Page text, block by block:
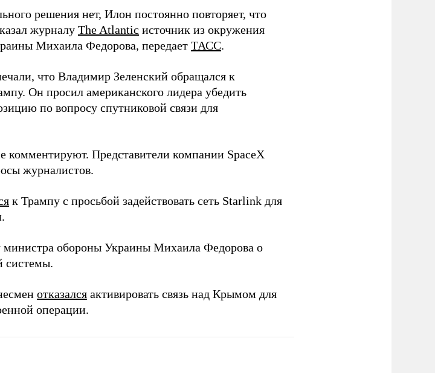
решения нет, Илон постоянно повторяет, что
журналу The Atlantic источник из окружения
Михаила Федорова, передает ТАСС.
что Владимир Зеленский обращался к
Он просил американского лидера убедить
по вопросу спутниковой связи для
комментируют. Представители компании SpaceX
журналистов.
к Трампу с просьбой задействовать сеть Starlink для
министра обороны Украины Михаила Федорова о
системы.
отказался активировать связь над Крымом для
операции.